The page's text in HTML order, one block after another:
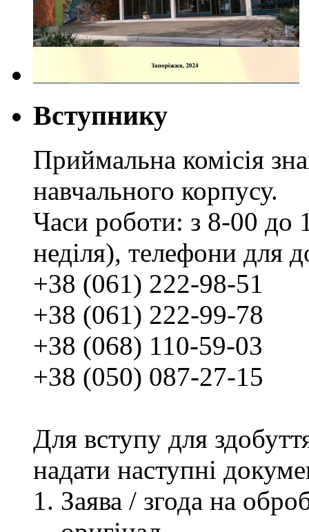
Вступнику
Приймальна комісія
навчального корпусу.
Часи роботи: з 8-00 до
неділя), телефони для
+38 (061) 222-98-51
+38 (061) 222-99-78
+38 (068) 110-59-03
+38 (050) 087-27-15
Для вступу для
надати наступні
Заява / згода на